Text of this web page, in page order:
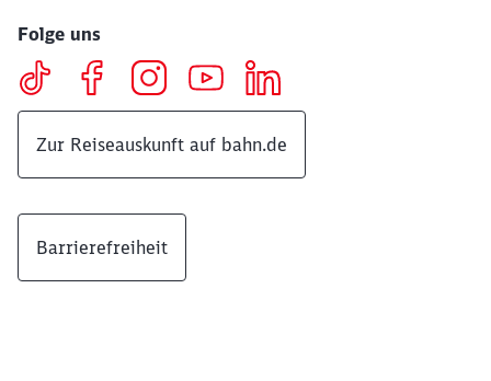
Folge uns
Zur Reiseauskunft auf bahn.de
Barrierefreiheit